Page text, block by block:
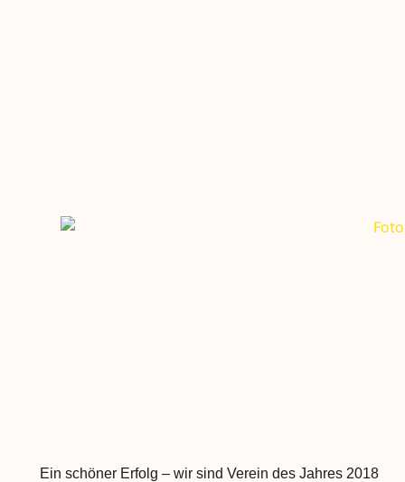
Ein schöner Erfolg – wir sind Verein des Jahres 2018